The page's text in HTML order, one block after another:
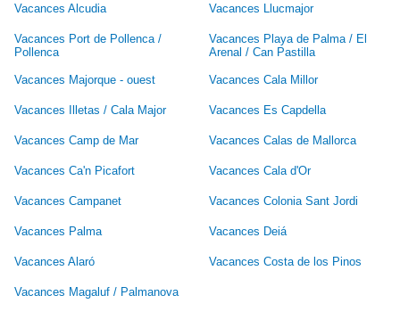
Vacances Alcudia Vacances Llucmajor
Vacances Port de Pollenca /
Pollenca
Vacances Playa de Palma / El
Arenal / Can Pastilla
Vacances Majorque - ouest Vacances Cala Millor
Vacances Illetas / Cala Major Vacances Es Capdella
Vacances Camp de Mar Vacances Calas de Mallorca
Vacances Ca'n Picafort Vacances Cala d'Or
Vacances Campanet Vacances Colonia Sant Jordi
Vacances Palma Vacances Deiá
Vacances Alaró Vacances Costa de los Pinos
Vacances Magaluf / Palmanova